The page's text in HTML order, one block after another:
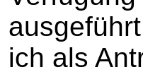
ich als